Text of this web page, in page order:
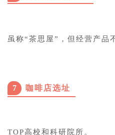
虽称“茶思屋”，但经营产品
7 咖啡店选址
TOP高校和科研院所。